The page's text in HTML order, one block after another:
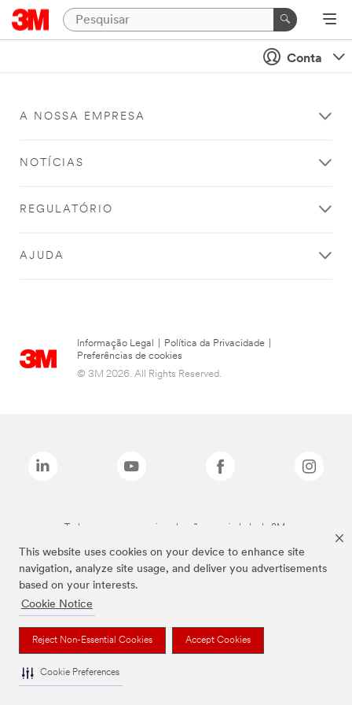
This website uses cookies on your device to enhance site
navigation, analyze site usage, and deliver you advertisements
based on your interests.
Cookie Notice
Reject Non-Essential Cookies Accept Cookies
Cookie Preferences
Conta
A NOSSA EMPRESA
NOTÍCIAS
REGULATÓRIO
AJUDA
Informação Legal Política da Privacidade
Preferências de cookies
© 3M 2026. All Rights Reserved.
Todas as marcas mencionadas são propriedade da 3M.